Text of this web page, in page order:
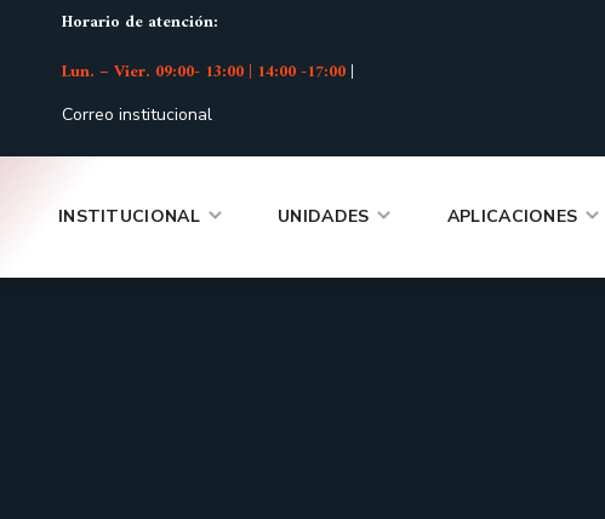
Horario de atención:
Lun. – Vier. 09:00- 13:00 | 14:00 -17:00|
Correo institucional
INSTITUCIONAL UNIDADES APLICACIONES